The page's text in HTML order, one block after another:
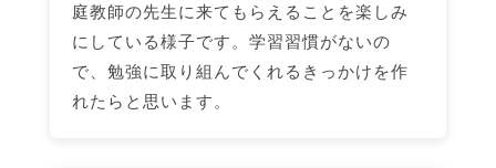
庭教師の先生に来てもらえることを楽しみ
にしている様子です。学習習慣がないの
で、勉強に取り組んでくれるきっかけを作
れたらと思います。